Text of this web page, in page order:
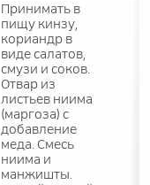
Принимать в
пищу кинзу,
кориандр в
виде салатов,
смузи и соков.
Отвар из
листьев ниима
(маргоза) с
добавление
меда. Смесь
ниима и
манжишты.